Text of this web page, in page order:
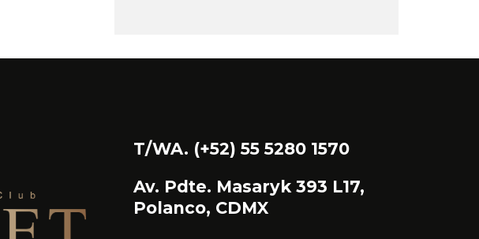
T/WA. (+52) 55 5280 1570
Av. Pdte. Masaryk 393 L17,
Polanco, CDMX